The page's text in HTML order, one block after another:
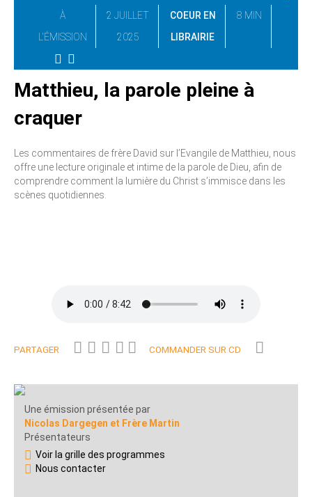
À
L'ÉMISSION
2 JUILLET
2025
COEUR EN
LIBRAIRIE
8 MIN
Matthieu, la parole pleine à
craquer
Les commentaires de frère David sur l’Evangile de Matthieu, nous
offre une lecture originale et intime de la parole de Dieu, afin de
comprendre comment la lumière du Christ s’immisce dans les
scènes quotidiennes.
PARTAGER COMMANDER SUR CD
Une émission présentée par
Nicolas Dargegen et Frère Martin
Présentateurs
Voir la grille des programmes
Nous contacter